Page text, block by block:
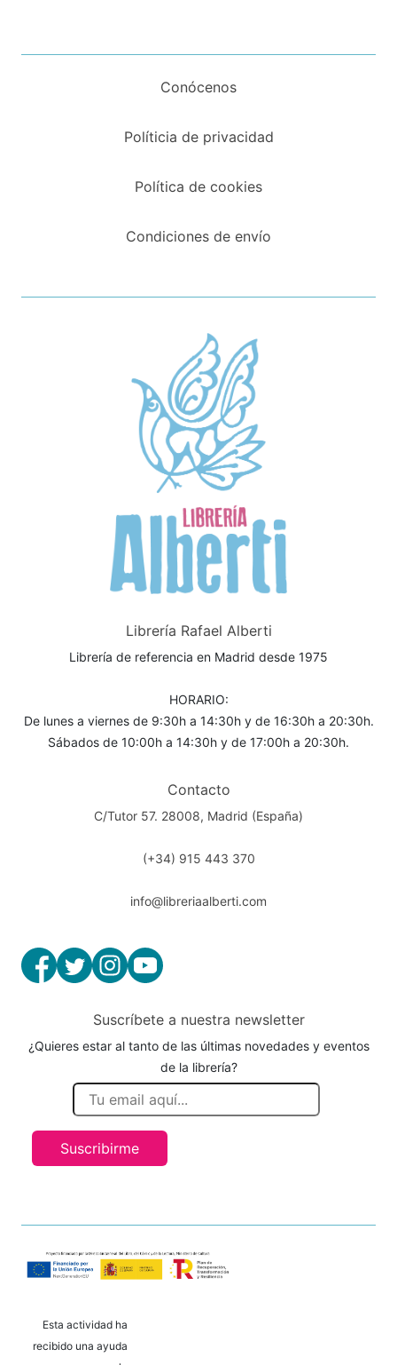
Conócenos
Políticia de privacidad
Política de cookies
Condiciones de envío
Librería Rafael Alberti
Librería de referencia en Madrid desde 1975
HORARIO:
De lunes a viernes de 9:30h a 14:30h y de 16:30h a 20:30h.
Sábados de 10:00h a 14:30h y de 17:00h a 20:30h.
Contacto
C/Tutor 57. 28008, Madrid (España)
(+34) 915 443 370
info@libreriaalberti.com
Suscríbete a nuestra newsletter
¿Quieres estar al tanto de las últimas novedades y eventos
de la librería?
Suscribirme
Esta actividad ha
recibido una ayuda